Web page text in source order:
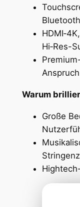
Bluetooth
Hi‑Res-
Anspruch
Warum
Große
Stringenz